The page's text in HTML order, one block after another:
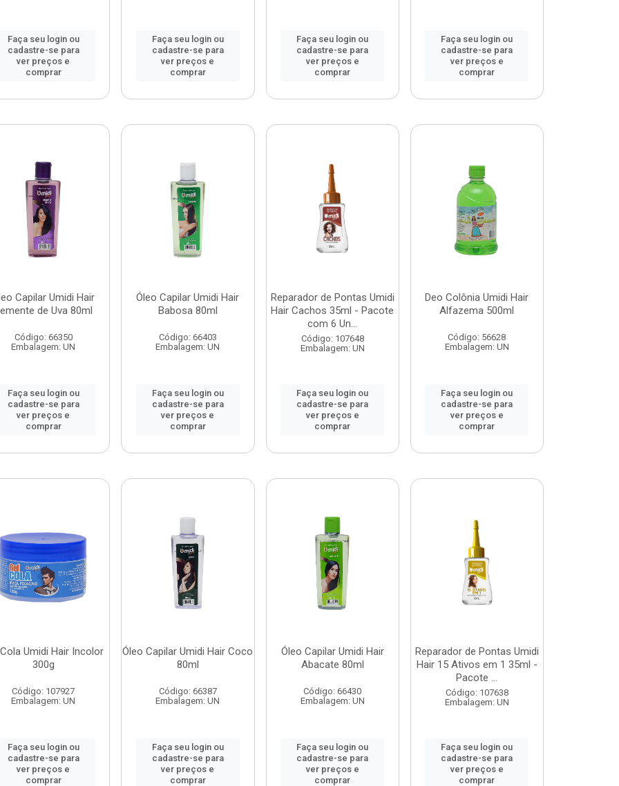
Faça seu login ou
cadastre-se para
ver preços e
comprar
Faça seu login ou
cadastre-se para
ver preços e
comprar
Faça seu login ou
cadastre-se para
ver preços e
comprar
Faça seu login ou
cadastre-se para
ver preços e
comprar
Capilar Umidi Hair
de Uva 80ml
Código: 66350
Embalagem: UN
Faça seu login ou
cadastre-se para
ver preços e
comprar
Óleo Capilar Umidi Hair
Babosa 80ml
Código: 66403
Embalagem: UN
Faça seu login ou
cadastre-se para
ver preços e
comprar
Reparador de Pontas Umidi
Hair Cachos 35ml - Pacote
com 6 Un...
Código: 107648
Embalagem: UN
Faça seu login ou
cadastre-se para
ver preços e
comprar
Deo Colônia Umidi Hair
Alfazema 500ml
Código: 56628
Embalagem: UN
Faça seu login ou
cadastre-se para
ver preços e
comprar
Umidi Hair Incolor
300g
Código: 107927
Embalagem: UN
Faça seu login ou
cadastre-se para
ver preços e
comprar
Óleo Capilar Umidi Hair Coco
80ml
Código: 66387
Embalagem: UN
Faça seu login ou
cadastre-se para
ver preços e
comprar
Óleo Capilar Umidi Hair
Abacate 80ml
Código: 66430
Embalagem: UN
Faça seu login ou
cadastre-se para
ver preços e
comprar
Reparador de Pontas Umidi
Hair 15 Ativos em 1 35ml -
Pacote ...
Código: 107638
Embalagem: UN
Faça seu login ou
cadastre-se para
ver preços e
comprar